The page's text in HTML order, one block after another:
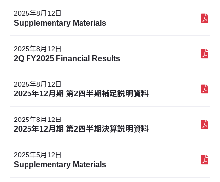
2025年8月12日
Supplementary Materials
2025年8月12日
2Q FY2025 Financial Results
2025年8月12日
2025年12月期 第2四半期補足説明資料
2025年8月12日
2025年12月期 第2四半期決算説明資料
2025年5月12日
Supplementary Materials